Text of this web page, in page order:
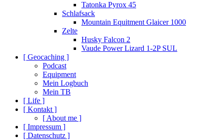
Tatonka Pyrox 45
Schlafsack
Mountain Equitment Glaicer 1000
Zelte
Husky Falcon 2
Vaude Power Lizard 1-2P SUL
[ Geocaching ]
Podcast
Equipment
Mein Logbuch
Mein TB
[ Life ]
[ Kontakt ]
[ About me ]
[ Impressum ]
[ Datenschutz ]